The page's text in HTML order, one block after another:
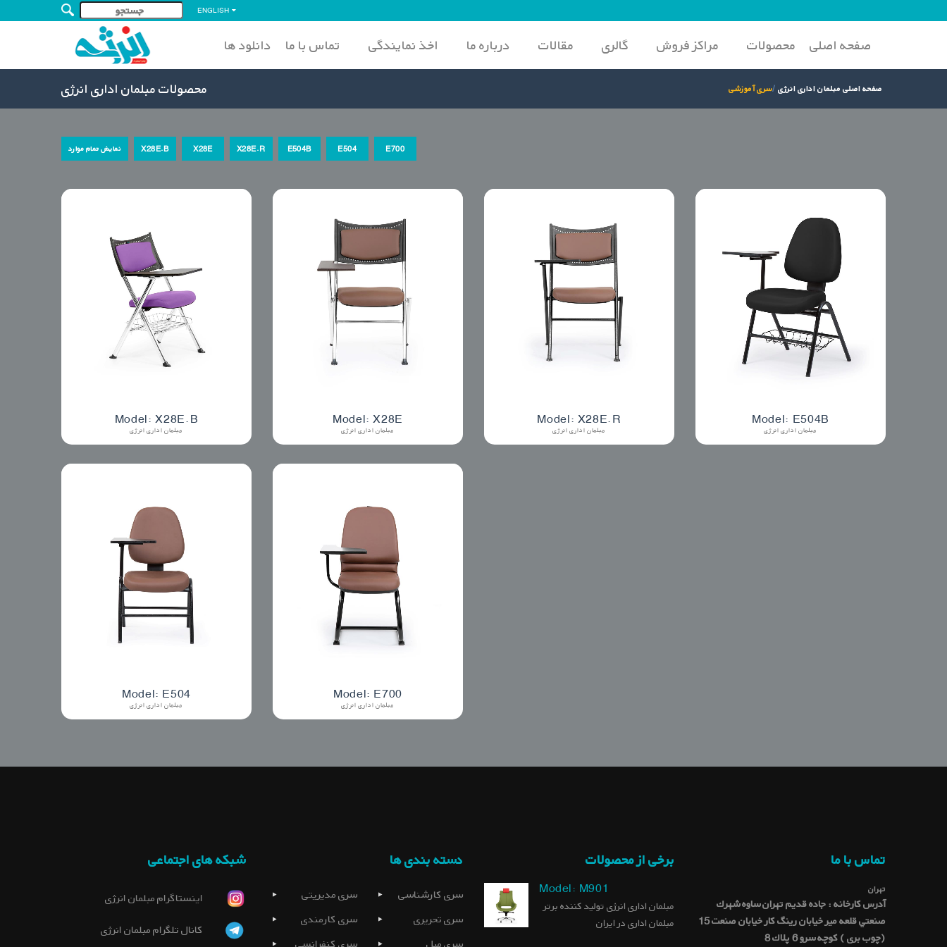
ENGLISH
صفحه اصلی محصولات مراکز فروش گالری مقالات درباره ما اخذ نمایندگی تماس با ما دانلود ها
محصولات مبلمان اداری انرژی سری آموزشی صفحه اصلی مبلمان اداری انرژی
نمایش تمام موارد X28E.B X28E X28E.R E504B E504 E700
Model: X28E.B
مبلمان اداری انرژی
Model: X28E
مبلمان اداری انرژی
Model: X28E.R
مبلمان اداری انرژی
Model: E504B
مبلمان اداری انرژی
Model: E504
مبلمان اداری انرژی
Model: E700
مبلمان اداری انرژی
شبکه های اجتماعی
اینستاگرام مبلمان انرژی
کانال تلگرام مبلمان انرژی
دسته بندی ها
سری مدیریتی
سری کارشناسی
سری کارمندی
سری تحریری
برخی از محصولات
Model: M901
مبلمان اداری انرژی تولید کننده برتر
مبلمان اداری در ایران
تماس با ما
تهران
آدرس کارخانه : جاده قديم تهران ساوه شهرك
صنعتي قلعه میر خيابان رينگ كار خيابان صنعت 15
(چوب بری ) کوچه سرو 6 پلاك 8